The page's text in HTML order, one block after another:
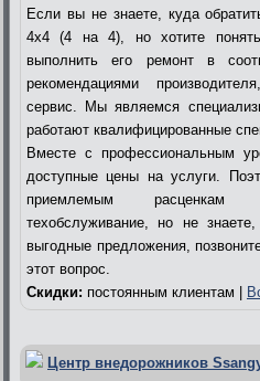
Если вы не знаете, куда
4х4 (4 на 4), но хотите
выполнить его ремонт в
рекомендациями
сервис. Мы являемся
работают квалифицированные
Вместе с профессиональным
доступные цены на услуги.
приемлемым расценкам
техобслуживание, но не
выгодные предложения,
этот вопрос.
Скидки: постоянным клиентам |
Центр внедорожников